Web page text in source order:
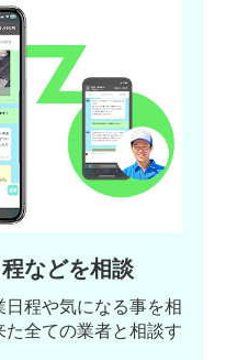
などを相談
程や気になる事を相
全ての業者と相談す